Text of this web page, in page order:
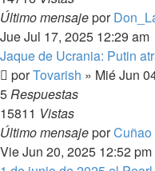
Último mensajepor
Jue Jul 17, 2025 12:29 am
Jaque de Ucrania: Putin
porTovarish » Mié Jun
5Respuestas
15811 Vistas
Último mensajeporCuñao
Vie Jun 20, 2025 12:52 pm